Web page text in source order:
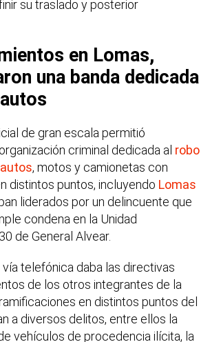
su traslado y posterior
en Lomas,
una banda dedicada
de gran escala permitió
criminal dedicada al robo
autos, motos y camionetas con
distintos puntos, incluyendo Lomas
liderados por un delincuente que
condena en la Unidad
de General Alvear.
telefónica daba las directivas
de los otros integrantes de la
en distintos puntos del
a diversos delitos, entre ellos la
vehículos de procedencia ilícita, la